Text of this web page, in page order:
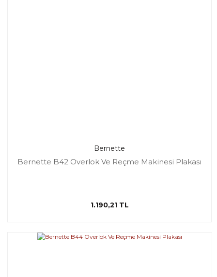
Bernette
Bernette B42 Overlok Ve Reçme Makinesi Plakası
1.190,21 TL